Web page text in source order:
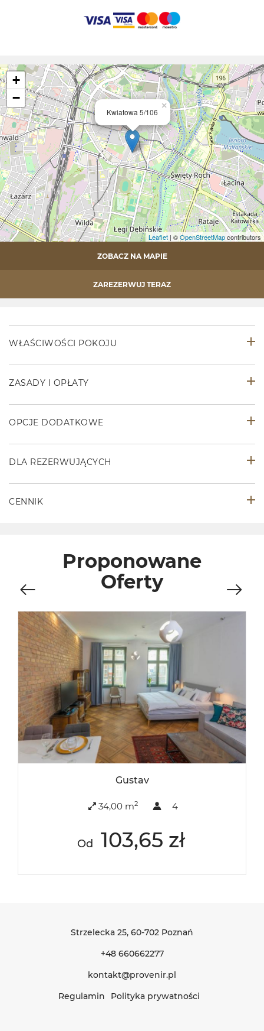
Kwiatowa 5/106
×
+
−
Leaflet | ©OpenStreetMapcontributors
ZOBACZ NA MAPIE
ZAREZERWUJ TERAZ
WŁAŚCIWOŚCI POKOJU
ZASADY I OPŁATY
OPCJE DODATKOWE
DLA REZERWUJĄCYCH
CENNIK
Proponowane
Oferty
Gustav
34,00 m2 4
Od 103,65 zł
Strzelecka 25, 60-702 Poznań
+48 660662277
kontakt@provenir.pl
Regulamin
Polityka prywatności